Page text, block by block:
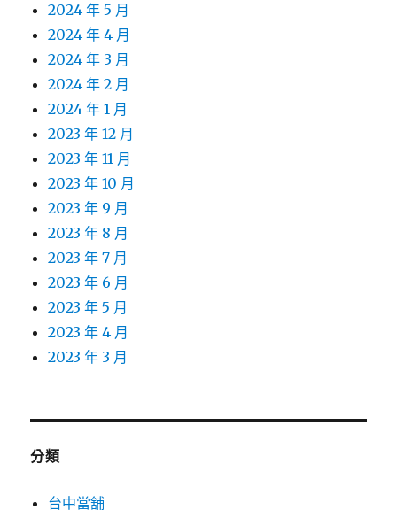
2024 年 5 月
2024 年 4 月
2024 年 3 月
2024 年 2 月
2024 年 1 月
2023 年 12 月
2023 年 11 月
2023 年 10 月
2023 年 9 月
2023 年 8 月
2023 年 7 月
2023 年 6 月
2023 年 5 月
2023 年 4 月
2023 年 3 月
分類
台中當舖